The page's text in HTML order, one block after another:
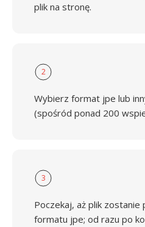
plik na stronę.
2
Wybierz format jpe lub
(spośród ponad 200
3
Poczekaj, aż plik
formatu jpe; od razu po